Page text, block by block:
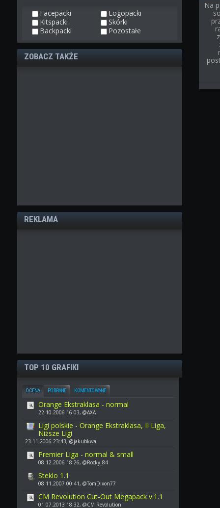
Facepacki
Logopacki
Kitspacki
Skórki
Backpacki
Pozostałe
ZOBACZ TAKŻE
REKLAMA
TOP 10 GRAFIKI
OCENA POBRANE KOMENTOWANE
Orange Ekstraklasa - normal
22.10.2006 16:03, @AXA
Ligi polskie - Orange Ekstraklasa, II Liga,
Niższe Ligi
23.11.2006 23:43, @jakubkwa
Premier Liga - normal & small
08.12.2006 18:26, @Rocky_84
Steklo 1.1
08.11.2007 00:41, @TomDixon77
CM Revolution Cut-Out Megapack v.1.1
01.07.2013 18:32, @CM Revolution
Na